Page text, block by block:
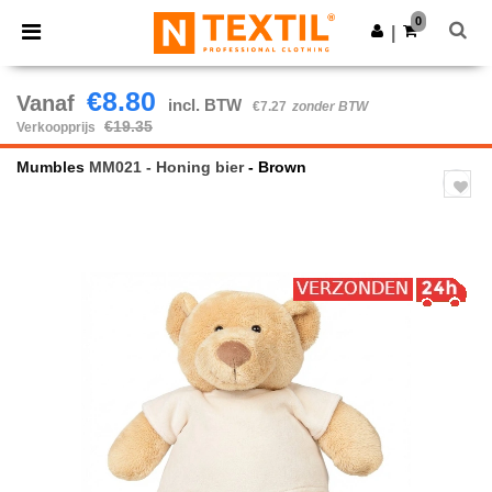
× Ntextil-app
Betere prijzen in de app!
Download app
0
Vanaf €8.80 incl. BTW €7.27 zonder BTW
Verkoopprijs
€19.35
Mumbles MM021 - Honing bier- Brown